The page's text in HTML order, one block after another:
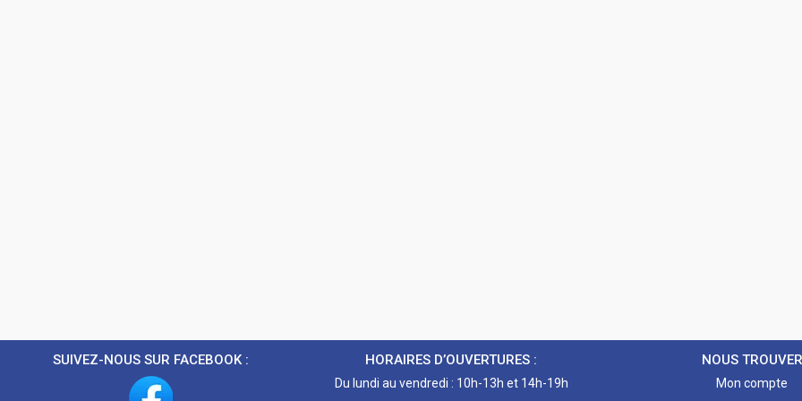
SUIVEZ-NOUS SUR FACEBOOK : HORAIRES D’OUVERTURES :
Du lundi au vendredi : 10h-13h et 14h-19h
NOUS TROUVER
Mon compte